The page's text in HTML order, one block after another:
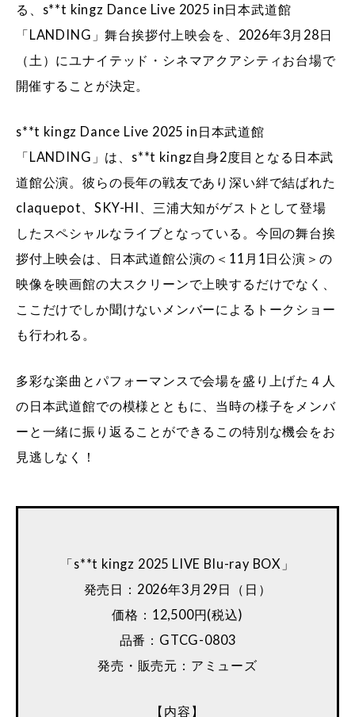
る、s**t kingz Dance Live 2025 in日本武道館
「LANDING」舞台挨拶付上映会を、2026年3月28日
（土）にユナイテッド・シネマアクアシティお台場で
開催することが決定。
s**t kingz Dance Live 2025 in日本武道館
「LANDING」は、s**t kingz自身2度目となる日本武
道館公演。彼らの長年の戦友であり深い絆で結ばれた
claquepot、SKY-HI、三浦大知がゲストとして登場
したスペシャルなライブとなっている。今回の舞台挨
拶付上映会は、⽇本武道館公演の＜11月1日公演＞の
映像を映画館の大スクリーンで上映するだけでなく、
ここだけでしか聞けないメンバーによるトークショー
も行われる。
多彩な楽曲とパフォーマンスで会場を盛り上げた４人
の日本武道館での模様とともに、当時の様子をメンバ
ーと一緒に振り返ることができるこの特別な機会をお
見逃しなく！
「s**t kingz 2025 LIVE Blu-ray BOX」
発売日：2026年3月29日（日）
価格：12,500円(税込)
品番：GTCG-0803
発売・販売元：アミューズ
【内容】